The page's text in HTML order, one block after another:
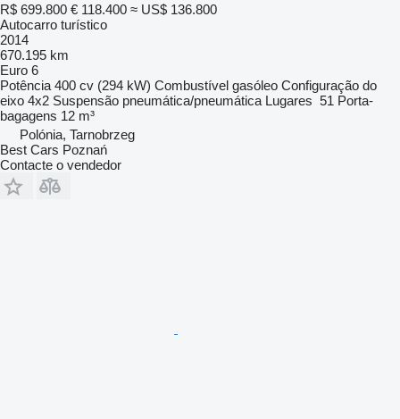
R$ 699.800 € 118.400 ≈ US$ 136.800
Autocarro turístico
2014
670.195 km
Euro 6
Potência 400 cv (294 kW) Combustível gasóleo Configuração do
eixo 4x2 Suspensão pneumática/pneumática Lugares 51 Porta-
bagagens 12 m³
Polónia, Tarnobrzeg
Best Cars Poznań
Contacte o vendedor